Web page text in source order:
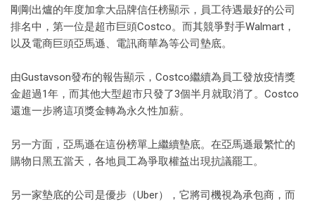
剛剛出爐的年度加拿大品牌信任榜顯示，員工待遇最好的公司
排名中，第一位是超市巨頭Costco。而其競爭對手Walmart，
以及電商巨頭亞馬遜、電訊商華為等公司墊底。
由Gustavson發布的報告顯示，Costco繼續為員工發放疫情獎
金超過1年，而其他大型超市只發了3個半月就取消了。Costco
還進一步將這項獎金轉為永久性加薪。
另一方面，亞馬遜在這份榜單上繼續墊底。在亞馬遜最繁忙的
購物日黑五當天，各地員工為爭取權益出現抗議罷工。
另一家墊底的公司是優步（Uber），它將司機視為承包商，而